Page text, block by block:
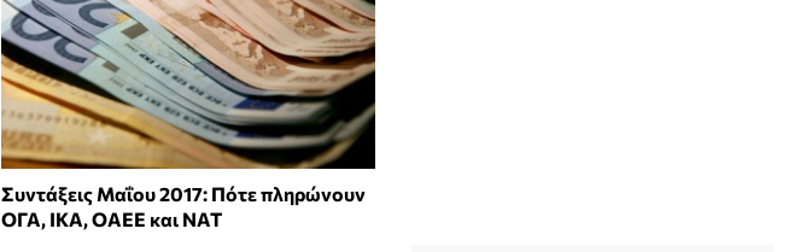
Συντάξεις Μαΐου 2017: Πότε πληρώνουν
ΟΓΑ, ΙΚΑ, ΟΑΕΕ και ΝΑΤ